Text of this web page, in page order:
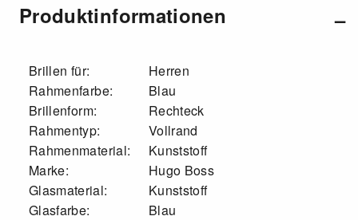
Produktinformationen
Brillen für:
Herren
Rahmenfarbe:
Blau
Brillenform:
Rechteck
Rahmentyp:
Vollrand
Rahmenmaterial:
Kunststoff
Marke:
Hugo Boss
Glasmaterial:
Kunststoff
Glasfarbe:
Blau